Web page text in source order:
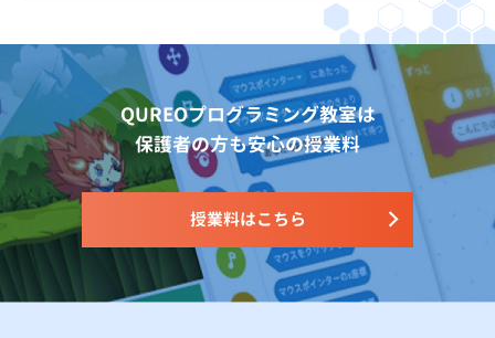
QUREOプログラミング教室は
保護者の方も安心の授業料
授業料はこちら